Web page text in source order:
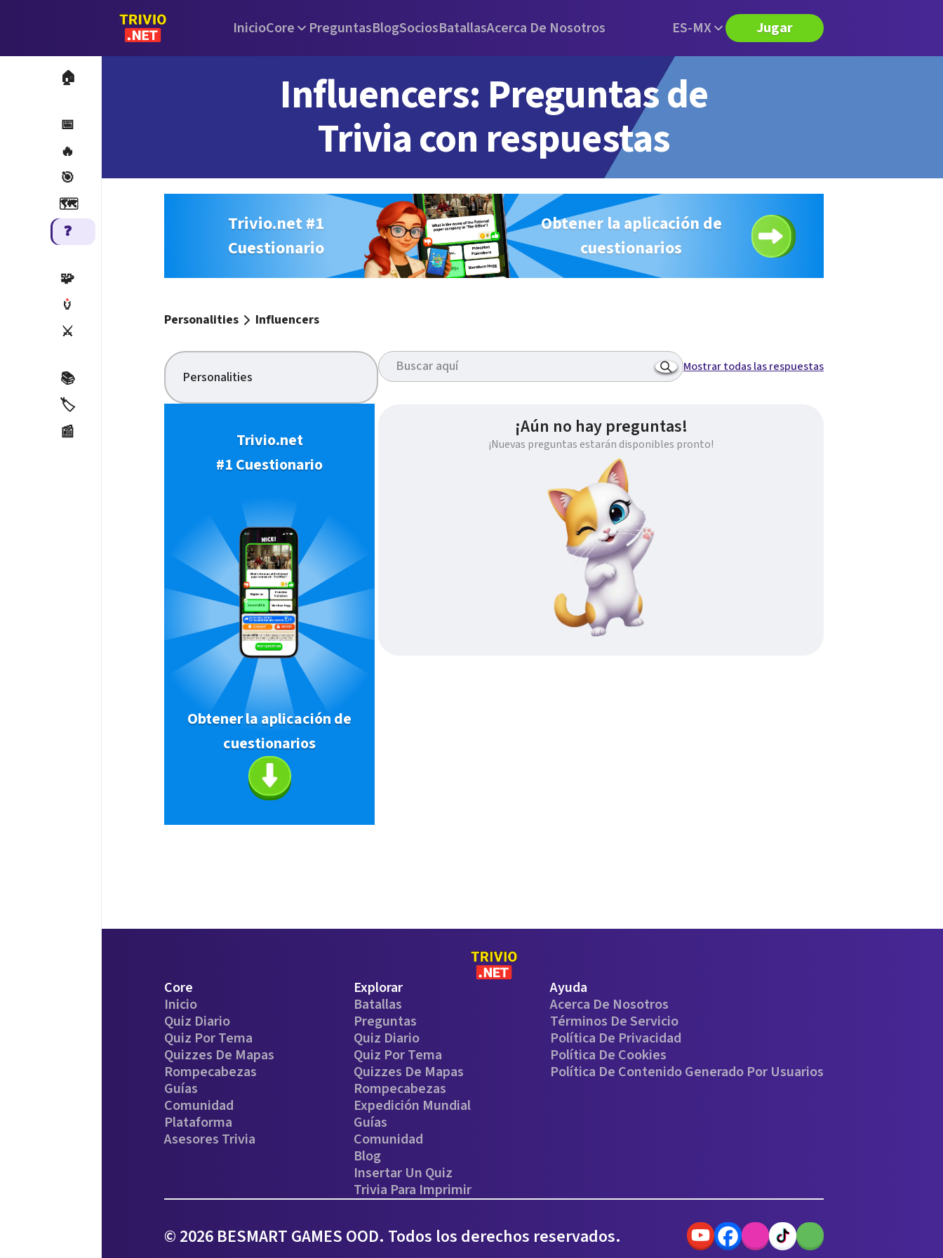
InicioCore PreguntasBlogSociosBatallasAcerca De Nosotros ES-MX Jugar
🏠
📅
🔥
🎯
🗺️
❓
🧩
🏺
⚔️
📚
🏷️
📰
Influencers: Preguntas de
Trivia con respuestas
Trivio.net #1
Cuestionario
Obtener la aplicación de
cuestionarios
Personalities Influencers
Personalities
Trivio.net
#1 Cuestionario
Obtener la aplicación de
cuestionarios
Mostrar todas las respuestas
¡Aún no hay preguntas!
¡Nuevas preguntas estarán disponibles pronto!
Core
Inicio
Quiz Diario
Quiz Por Tema
Quizzes De Mapas
Rompecabezas
Guías
Comunidad
Plataforma
Asesores Trivia
Explorar
Batallas
Preguntas
Quiz Diario
Quiz Por Tema
Quizzes De Mapas
Rompecabezas
Expedición Mundial
Guías
Comunidad
Blog
Insertar Un Quiz
Trivia Para Imprimir
Ayuda
Acerca De Nosotros
Términos De Servicio
Política De Privacidad
Política De Cookies
Política De Contenido Generado Por Usuarios
© 2026 BESMART GAMES OOD. Todos los derechos reservados.